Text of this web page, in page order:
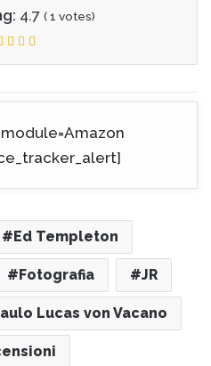
4.7 (1 votes)
Ed Templeton
Fotografia JR
Lucas von Vacano